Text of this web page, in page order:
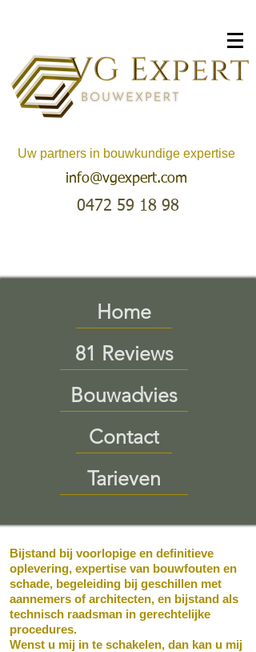
Uw partners in bouwkundige expertise
info@vgexpert.com
0472 59 18 98
Home
81 Reviews
Bouwadvies
Contact
Tarieven
Bijstand bij voorlopige en definitieve
oplevering, expertise van bouwfouten en
schade, begeleiding bij geschillen met
aannemers of architecten, en bijstand als
technisch raadsman in gerechtelijke
procedures.
Wenst u mij in te schakelen, dan kan u mij